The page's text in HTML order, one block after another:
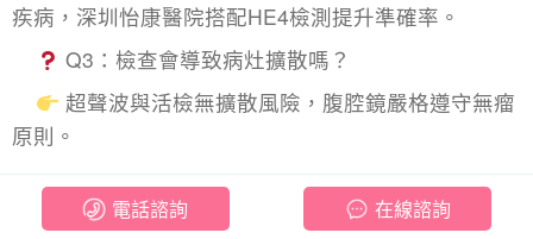
疾病，深圳怡康醫院搭配HE4檢測提升準確率。
Q3：檢查會導致病灶擴散嗎？
超聲波與活檢無擴散風險，腹腔鏡嚴格遵守無瘤
原則。
電話諮詢 在線諮詢